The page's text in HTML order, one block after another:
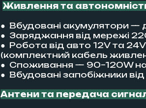
Живлення та
● Вбудовані акумулятори —
● Заряджання від мережі
● Робота від авто 12V та 24V
(комплектний кабель
● Споживання — 90–120W
● Вбудовані запобіжники
Антени та передача